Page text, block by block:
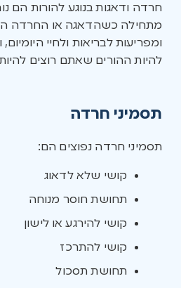
חרדה ודאגות בנוגע להורות הם
מתחילה כשהדאגה או החרדה
ומפריעות לבריאות ולחיי
להיות ההורים שאתם רוצים
תסמיני חרדה
תסמיני חרדה נפוצים הם:
קושי שלא לדאוג
תחושת חוסר מנוחה
קושי להירגע או לישון
קושי להתרכז
תחושת תסכול